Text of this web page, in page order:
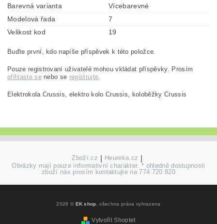
Barevná varianta
Vícebarevné
Modelová řada
7
Velikost kod
19
Buďte první, kdo napíše příspěvek k této položce.
Pouze registrovaní uživatelé mohou vkládat příspěvky. Prosím
přihlaste senebo se registrujte
Elektrokola Crussis, elektro kolo Crussis, koloběžky Crussis
Zboží.cz Heureka.cz
Obrázky mají pouze informativní charakter. * ohledně dostupnosti
zboží nás prosím kontaktujte na 774 720 820
2026 © EK shop , všechna práva vyhrazena
Vytvořil Shoptet